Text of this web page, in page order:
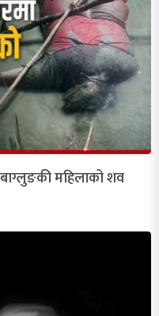
महिलाको शव